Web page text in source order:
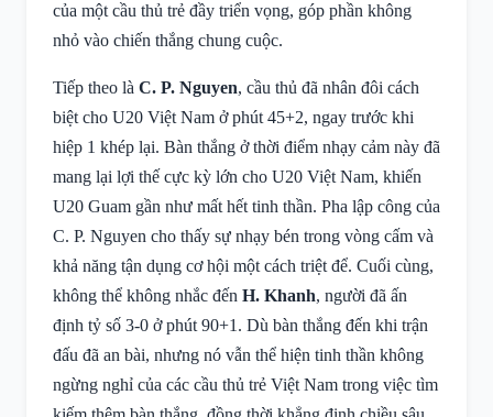
của một cầu thủ trẻ đầy triển vọng, góp phần không
nhỏ vào chiến thắng chung cuộc.
Tiếp theo là C. P. Nguyen, cầu thủ đã nhân đôi cách
biệt cho U20 Việt Nam ở phút 45+2, ngay trước khi
hiệp 1 khép lại. Bàn thắng ở thời điểm nhạy cảm này đã
mang lại lợi thế cực kỳ lớn cho U20 Việt Nam, khiến
U20 Guam gần như mất hết tinh thần. Pha lập công của
C. P. Nguyen cho thấy sự nhạy bén trong vòng cấm và
khả năng tận dụng cơ hội một cách triệt để. Cuối cùng,
không thể không nhắc đến H. Khanh, người đã ấn
định tỷ số 3-0 ở phút 90+1. Dù bàn thắng đến khi trận
đấu đã an bài, nhưng nó vẫn thể hiện tinh thần không
ngừng nghỉ của các cầu thủ trẻ Việt Nam trong việc tìm